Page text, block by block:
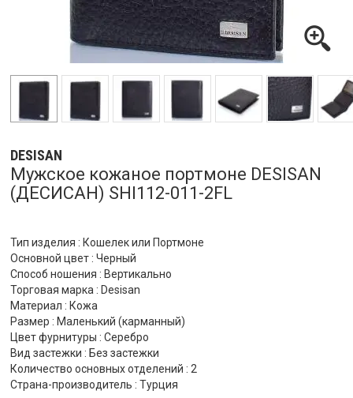
DESISAN
Мужское кожаное портмоне DESISAN
(ДЕСИСАН) SHI112-011-2FL
Тип изделия : Кошелек или Портмоне
Основной цвет : Черный
Способ ношения : Вертикально
Торговая марка : Desisan
Материал : Кожа
Размер : Маленький (карманный)
Цвет фурнитуры : Серебро
Вид застежки : Без застежки
Количество основных отделений : 2
Страна-производитель : Турция